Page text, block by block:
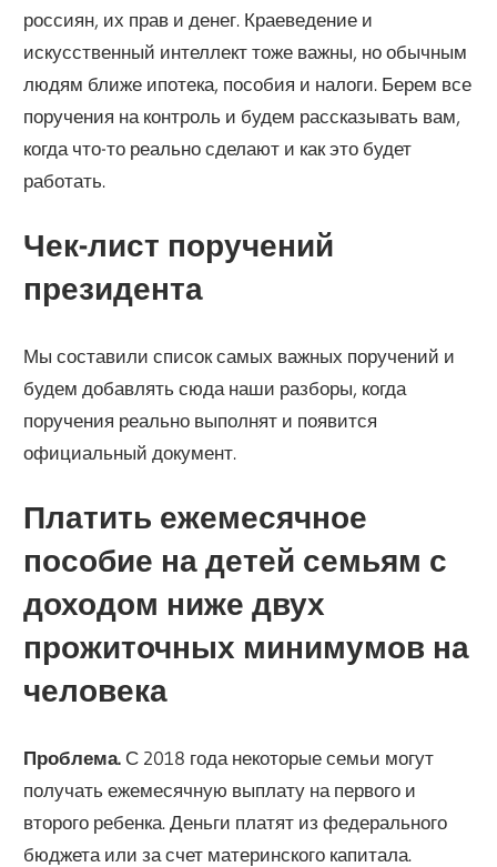
россиян, их прав и денег. Краеведение и
искусственный интеллект тоже важны, но обычным
людям ближе ипотека, пособия и налоги. Берем все
поручения на контроль и будем рассказывать вам,
когда что-то реально сделают и как это будет
работать.
Чек-лист поручений
президента
Мы составили список самых важных поручений и
будем добавлять сюда наши разборы, когда
поручения реально выполнят и появится
официальный документ.
Платить ежемесячное
пособие на детей семьям с
доходом ниже двух
прожиточных минимумов на
человека
Проблема. С 2018 года некоторые семьи могут
получать ежемесячную выплату на первого и
второго ребенка. Деньги платят из федерального
бюджета или за счет материнского капитала.